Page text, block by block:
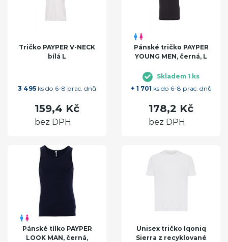
Tričko PAYPER V-NECK
bílá L
3 495 ks do 6-8 prac. dnů
159,4 Kč
bez DPH
Pánské tričko PAYPER
YOUNG MEN, černá, L
Skladem 1 ks
+ 1 701 ks do 6-8 prac. dnů
178,2 Kč
bez DPH
Pánské tílko PAYPER
LOOK MAN, černá,
Unisex tričko Iqoniq
Sierra z recyklované